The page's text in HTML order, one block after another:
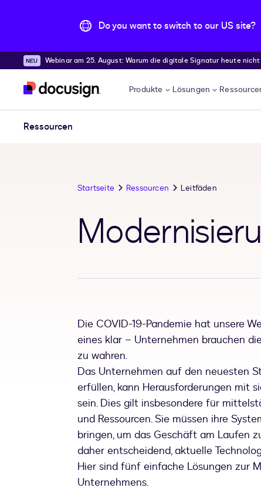
Do you want to switch to our US site?
Überspringen und weiter zum Hauptinhalt
Webinar am 25. August: Warum die digitale Signatur heute
Produkte Lösungen
Ressourcen
Startseite Ressourcen Leitfäden
Die COVID-19-Pandemie hat unsere
eines klar – Unternehmen brauchen
zu wahren.
Das Unternehmen auf den neuesten
erfüllen, kann Herausforderungen mit
sein. Dies gilt insbesondere für
und Ressourcen. Sie müssen ihre
bringen, um das Geschäft am Laufen
daher entscheidend, aktuelle
Hier sind fünf einfache Lösungen zur
Unternehmens.